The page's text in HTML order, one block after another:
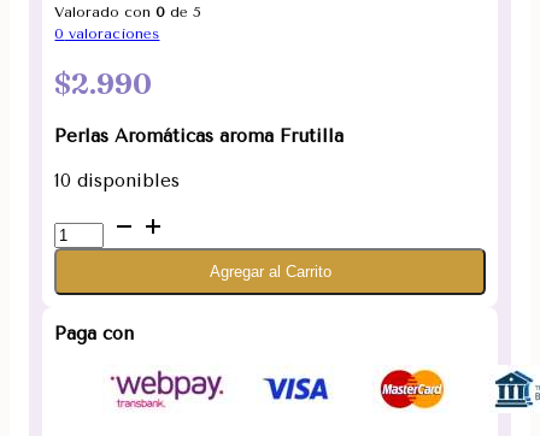
Valorado con0 de 5
0 valoraciones
$2.990
Perlas Aromáticas aroma Frutilla
10 disponibles
Perlas
aroma
Madre
Agregar al Carrito
Paga con